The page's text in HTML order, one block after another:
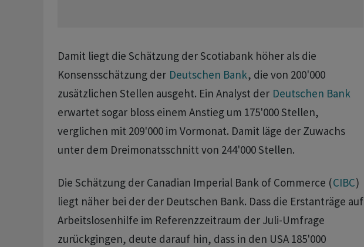
Damit liegt die Schätzung der Scotiabank höher als die
Konsensschätzung der Deutschen Bank, die von 200'000
zusätzlichen Stellen ausgeht. Ein Analyst der Deutschen Bank
erwartet sogar bloss einem Anstieg um 175'000 Stellen,
verglichen mit 209'000 im Vormonat. Damit läge der Zuwachs
unter dem Dreimonatsschnitt von 244'000 Stellen.
Die Schätzung der Canadian Imperial Bank of Commerce (CIBC)
liegt näher bei der der Deutschen Bank. Dass die Erstanträge auf
Arbeitslosenhilfe im Referenzzeitraum der Juli-Umfrage
zurückgingen, deute darauf hin, dass in den USA 185'000